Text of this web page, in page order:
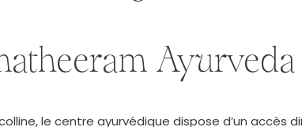
le centre ayurvédique dispose d’un